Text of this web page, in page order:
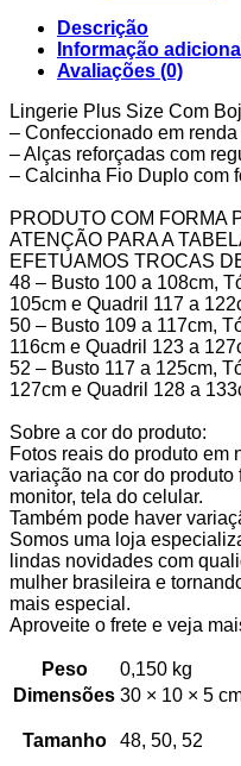
Descrição
Informação adicional
Avaliações (0)
Lingerie Plus Size Com
– Confeccionado em
– Alças reforçadas com
– Calcinha Fio Duplo com
PRODUTO COM FORMA
ATENÇÃO PARA A
EFETUAMOS TROCAS
48 – Busto 100 a 108cm,
105cm e Quadril 117 a
50 – Busto 109 a 117cm,
116cm e Quadril 123 a
52 – Busto 117 a 125cm,
127cm e Quadril 128 a
Sobre a cor do produto:
Fotos reais do produto em
variação na cor do
monitor, tela do celular.
Também pode haver
Somos uma loja
lindas novidades com
mulher brasileira e
mais especial.
Aproveite o frete e veja
Peso
0,150 kg
Dimensões 30 × 10 × 5
Tamanho 48, 50, 52